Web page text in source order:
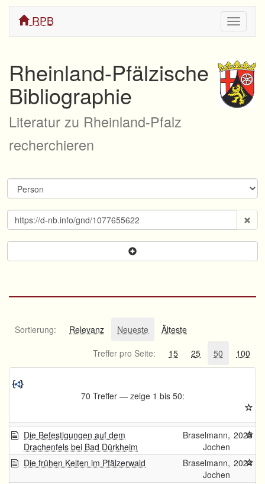
ein/
RPB
Rheinland-Pfälzische
Bibliographie
Literatur zu Rheinland-Pfalz
recherchieren
Sortierung: Relevanz Neueste
Älteste
Treffer pro Seite:
15 25 50 100
70 Treffer — zeige 1 bis 50:
Die Befestigungen auf dem
Drachenfels bei Bad Dürkheim
Braselmann,
Jochen
2025
Die frühen Kelten im Pfälzerwald
Braselmann,
Jochen
2024